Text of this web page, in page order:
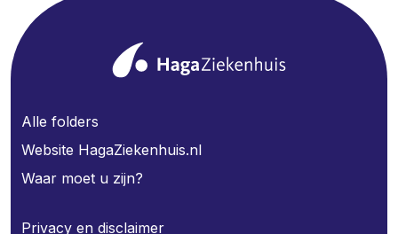
Alle folders
Website HagaZiekenhuis.nl
Waar moet u zijn?
Privacy en disclaimer